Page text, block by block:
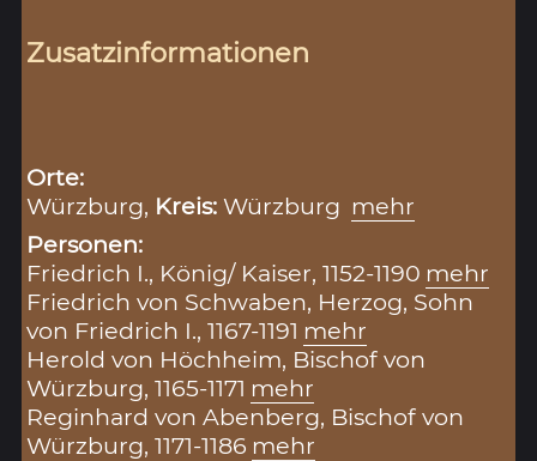
Zusatzinformationen
Orte:
Würzburg, Kreis:Würzburg mehr
Personen:
Friedrich I., König/ Kaiser, 1152-1190 mehr
Friedrich von Schwaben, Herzog, Sohn
von Friedrich I., 1167-1191 mehr
Herold von Höchheim, Bischof von
Würzburg, 1165-1171 mehr
Reginhard von Abenberg, Bischof von
Würzburg, 1171-1186 mehr